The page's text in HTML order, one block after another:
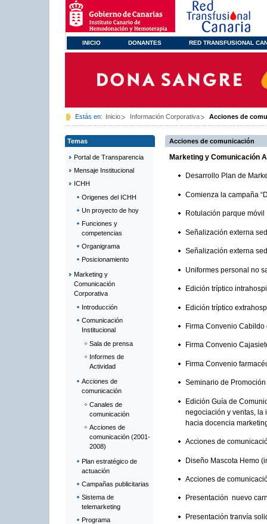
INICIO DONANTES RED TRANSFUSIONAL
Estás en: Inicio Información Corporativa Acciones de
Temas
Portal de Transparencia
Mensaje Institucional
ICHH
Origenes del ICHH
Un proyecto de hoy
Funciones y
competencias
Organigrama
Posicionamiento
Marketing y
Comunicación
Corporativa
Introducción
Comunicación
Institucional
Sala de prensa
Informes de
Actividad
Acciones de
comunicación
Canales de
comunicación
Acciones de
comunicación (2001-
2008)
Plan estratégico de
actuación
Campañas publicitarias
Sistema de
telemarketing
Programa
Acciones de comunicación
Marketing y Comunicación
Desarrollo Plan de
Comienza la campaña
Rotulación parque móvil
Señalización externa
Señalización externa
Uniformes personal no
Edición tríptico
Edición tríptico
Firma Convenio Cabildo
Firma Convenio
Firma Convenio
Seminario de
Edición Guía de
negociación y ventas, la
hacia docencia
Acciones de
Diseño Mascota Hemo
Acciones de
Presentación nuevo
Presentación tranvía